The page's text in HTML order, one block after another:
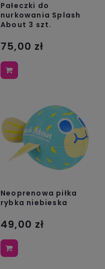
Pałeczki do
nurkowania Splash
About 3 szt.
75,00 zł
Neoprenowa piłka
rybka niebieska
49,00 zł